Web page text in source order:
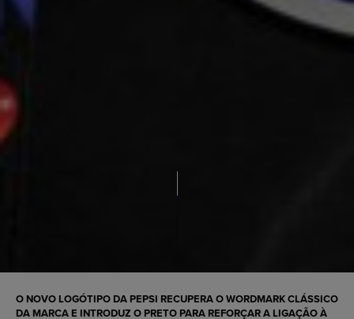
O NOVO LOGÓTIPO DA PEPSI RECUPERA O WORDMARK CLÁSSICO
DA MARCA E INTRODUZ O PRETO PARA REFORÇAR A LIGAÇÃO À